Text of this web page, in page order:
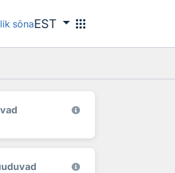
sõnaEST apps